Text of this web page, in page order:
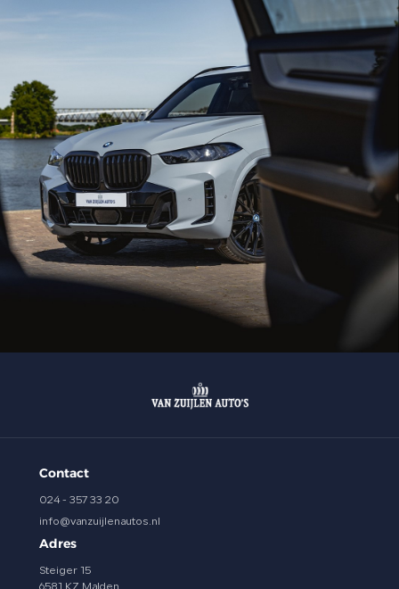
Contact
024 - 357 33 20
info@vanzuijlenautos.nl
Adres
Steiger 15